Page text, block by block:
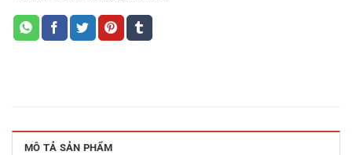
MÔ TẢ SẢN PHẨM